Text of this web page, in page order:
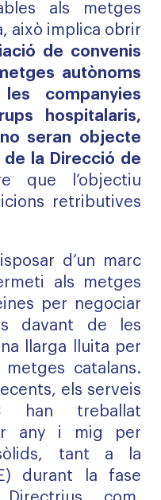
als metges
això implica obrir
de convenis
autònoms
companyies
hospitalaris,
seran objecte
de la Direcció de
que l’objectiu
retributives
d’un marc
als metges
per negociar
davant de les
llarga lluita per
catalans.
els serveis
han treballat
any i mig per
tant a la
durant la fase